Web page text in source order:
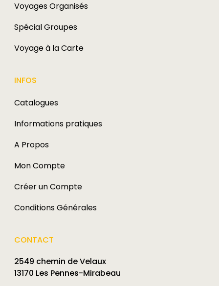
Voyages Organisés
Spécial Groupes
Voyage à la Carte
INFOS
Catalogues
Informations pratiques
A Propos
Mon Compte
Créer un Compte
Conditions Générales
CONTACT
2549 chemin de Velaux
13170 Les Pennes-Mirabeau